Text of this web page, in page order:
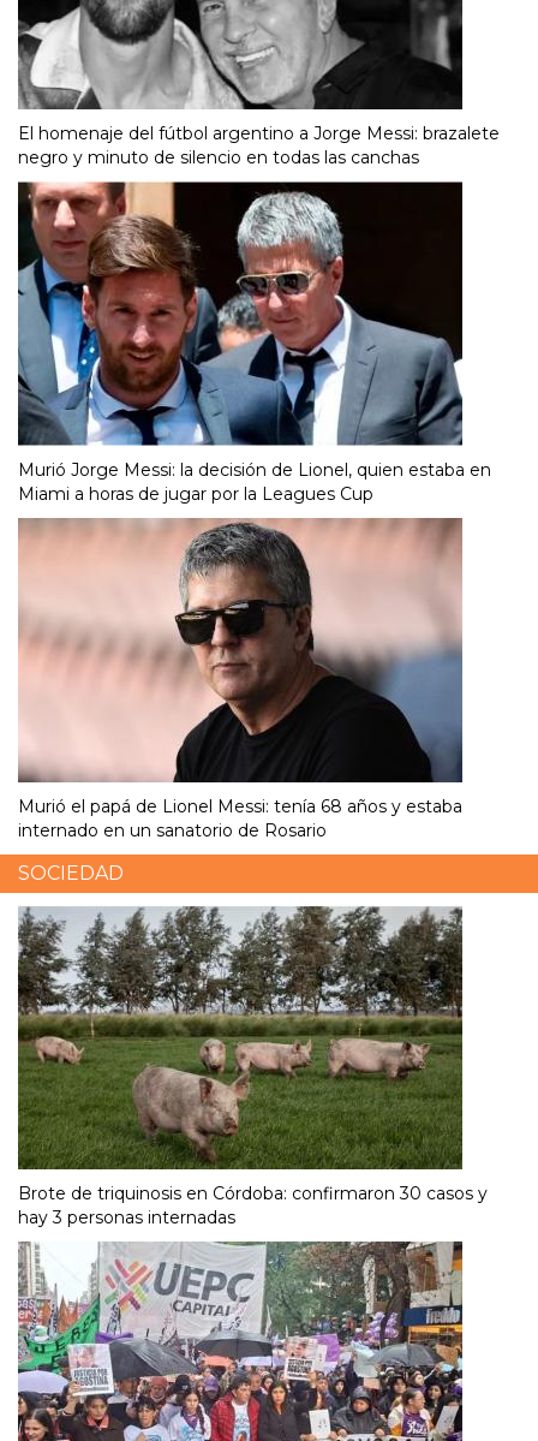
El homenaje del fútbol argentino a Jorge Messi: brazalete
negro y minuto de silencio en todas las canchas
Murió Jorge Messi: la decisión de Lionel, quien estaba en
Miami a horas de jugar por la Leagues Cup
Murió el papá de Lionel Messi: tenía 68 años y estaba
internado en un sanatorio de Rosario
SOCIEDAD
Brote de triquinosis en Córdoba: confirmaron 30 casos y
hay 3 personas internadas